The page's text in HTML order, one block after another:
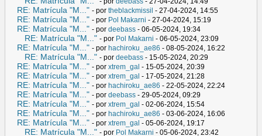
RE: Matrícula "M..." - por theblackmissil - 27-04-2024, 14:55
RE: Matrícula "M..." - por Pol Makarni - 27-04-2024, 15:19
RE: Matrícula "M..." - por deebass - 06-05-2024, 19:34
RE: Matrícula "M..." - por Pol Makarni - 06-05-2024, 23:09
RE: Matrícula "M..." - por hachiroku_ae86 - 08-05-2024, 16:22
RE: Matrícula "M..." - por deebass - 15-05-2024, 20:29
RE: Matrícula "M..." - por xtrem_gal - 15-05-2024, 20:39
RE: Matrícula "M..." - por xtrem_gal - 17-05-2024, 21:28
RE: Matrícula "M..." - por hachiroku_ae86 - 22-05-2024, 22:24
RE: Matrícula "M..." - por deebass - 29-05-2024, 09:29
RE: Matrícula "M..." - por xtrem_gal - 02-06-2024, 15:54
RE: Matrícula "M..." - por hachiroku_ae86 - 03-06-2024, 16:06
RE: Matrícula "M..." - por xtrem_gal - 05-06-2024, 19:17
RE: Matrícula "M..." - por Pol Makarni - 05-06-2024, 23:42